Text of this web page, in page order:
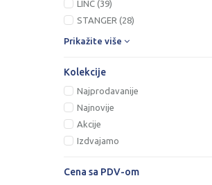
LINC (39)
STANGER (28)
Prikažite više
Kolekcije
Najprodavanije
Najnovije
Akcije
Izdvajamo
Cena sa PDV-om